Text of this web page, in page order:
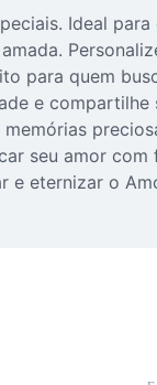
Ideal para
para quem
e compartilhe
seu amor com
e eternizar o